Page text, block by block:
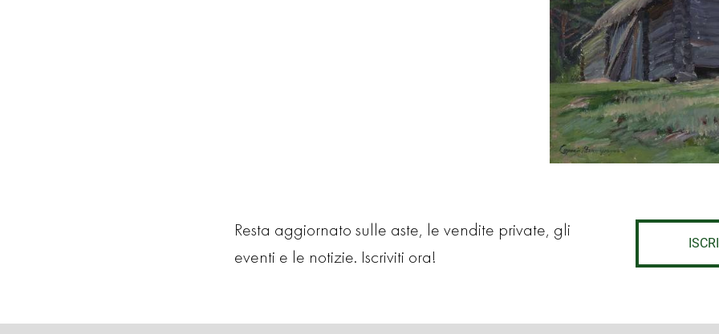
Resta aggiornato sulle aste, le vendite private, gli
eventi e le notizie. Iscriviti ora!